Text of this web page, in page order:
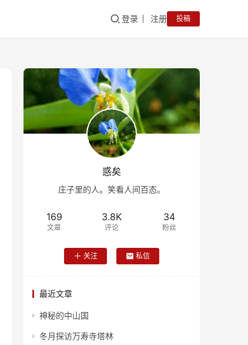
登录 注册 投稿
惑矣
庄子里的人。笑看人间百态。
169
文章
3.8K
评论
34
粉丝
关注 私信
最近文章
神秘的中山国
冬月探访万寿寺塔林